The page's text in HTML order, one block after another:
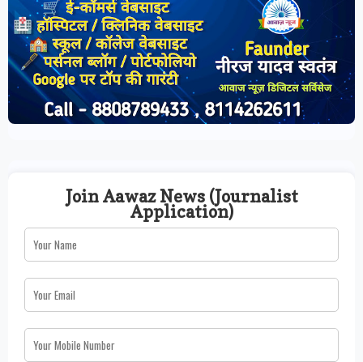
Join Aawaz News (Journalist
Application)